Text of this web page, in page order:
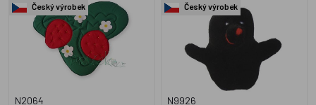
Český výrobek
N2064
Český výrobek
N9926